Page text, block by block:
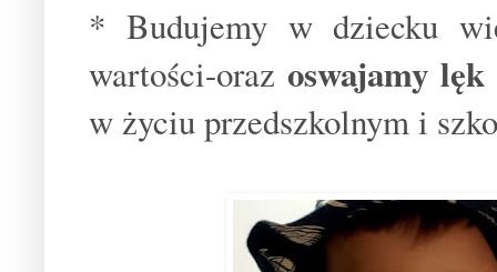
* Budujemy w dziecku
wartości-oraz oswajamy
w życiu przedszkolnym i